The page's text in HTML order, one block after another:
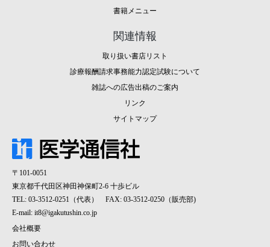
書籍メニュー
関連情報
取り扱い書店リスト
診療報酬請求事務能力認定試験について
雑誌への広告出稿のご案内
リンク
サイトマップ
〒101-0051
東京都千代田区神田神保町2-6 十歩ビル
TEL: 03-3512-0251（代表） FAX: 03-3512-0250（販売部)
E-mail: it8@igakutushin.co.jp
会社概要
お問い合わせ